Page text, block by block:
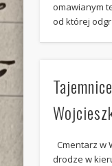
omawianym
od której
Cmentarz w
drodze w